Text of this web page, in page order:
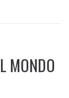
MONDO